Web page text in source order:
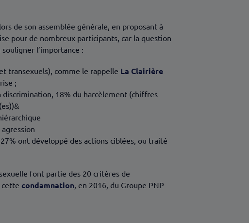
de son assemblée générale, en proposant à
pour de nombreux participants, car la question
l’importance :
transexuels), comme le rappelle La Clairière
;
discrimination, 18% du harcèlement (chiffres
ont développé des actions ciblées, ou traité
font partie des 20 critères de
cette condamnation, en 2016, du Groupe PNP